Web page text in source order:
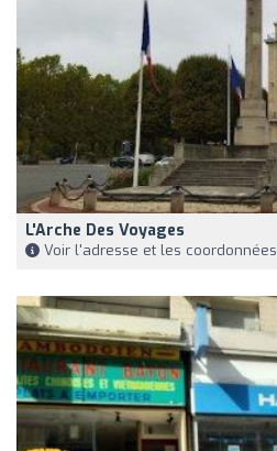
L'Arche Des Voyages
Voir l'adresse et les coordonnées